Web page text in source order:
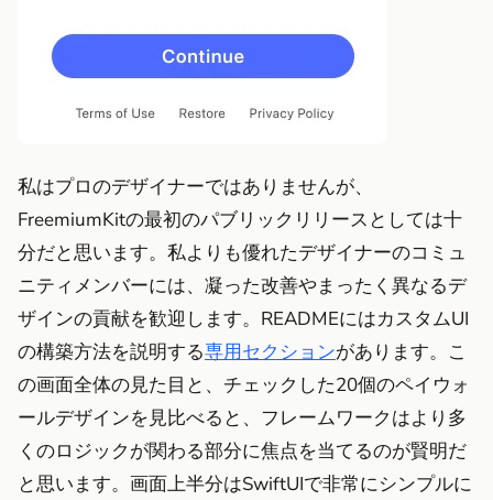
私はプロのデザイナーではありませんが、
FreemiumKitの最初のパブリックリリースとしては十
分だと思います。私よりも優れたデザイナーのコミュ
ニティメンバーには、凝った改善やまったく異なるデ
ザインの貢献を歓迎します。READMEにはカスタムUI
の構築方法を説明する専用セクションがあります。こ
の画面全体の見た目と、チェックした20個のペイウォ
ールデザインを見比べると、フレームワークはより多
くのロジックが関わる部分に焦点を当てるのが賢明だ
と思います。画面上半分はSwiftUIで非常にシンプルに